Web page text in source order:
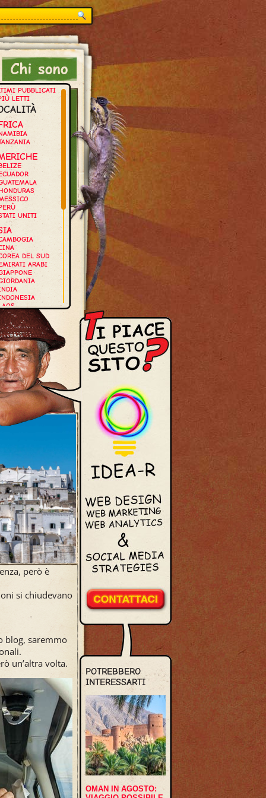
PUBBLICATI
LETTI
UNITI
DEL SUD
ARABI
però è
si chiudevano
blog, saremmo
un’altra volta.
POTREBBERO
INTERESSARTI
OMAN IN AGOSTO: